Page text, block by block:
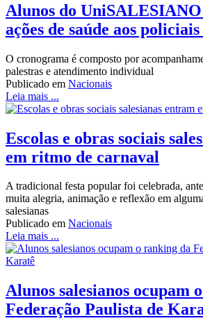
Alunos do
ações de saúde aos
O cronograma é composto por
palestras e atendimento individual
Publicado em Nacionais
Leia mais ...
Escolas e obras sociais
em ritmo de carnaval
A tradicional festa popular foi celebrada,
muita alegria, animação e reflexão em
salesianas
Publicado em Nacionais
Leia mais ...
Alunos salesianos ocupam
Federação Paulista de